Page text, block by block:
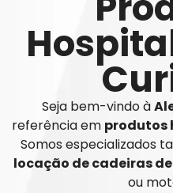
Seja bem-vindo à
referência em produtos
Somos especializados
locação de cadeiras
ou